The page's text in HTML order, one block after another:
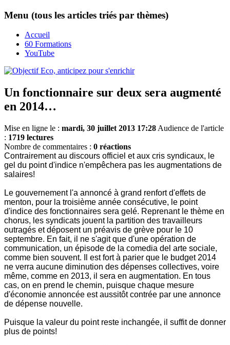
Menu (tous les articles triés par thèmes)
Accueil
60 Formations
YouTube
Un fonctionnaire sur deux sera augmenté
en 2014…
Mise en ligne le : mardi, 30 juillet 2013 17:28 Audience de l'article
: 1719 lectures
Nombre de commentaires : 0 réactions
Contrairement au discours officiel et aux cris syndicaux, le
gel du point d'indice n'empêchera pas les augmentations de
salaires!
Le gouvernement l'a annoncé à grand renfort d'effets de
menton, pour la troisième année consécutive, le point
d'indice des fonctionnaires sera gelé. Reprenant le thème en
chorus, les syndicats jouent la partition des travailleurs
outragés et déposent un préavis de grève pour le 10
septembre. En fait, il ne s'agit que d'une opération de
communication, un épisode de la comedia del arte sociale,
comme bien souvent. Il est fort à parier que le budget 2014
ne verra aucune diminution des dépenses collectives, voire
même, comme en 2013, il sera en augmentation. En tous
cas, on en prend le chemin, puisque chaque mesure
d'économie annoncée est aussitôt contrée par une annonce
de dépense nouvelle.
Puisque la valeur du point reste inchangée, il suffit de donner
plus de points!